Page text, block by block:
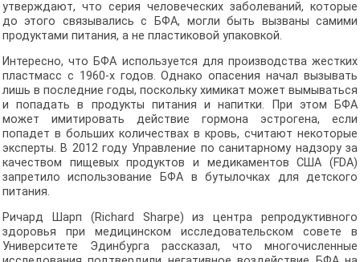
утверждают, что серия человеческих заболеваний, которые
до этого связывались с БФА, могли быть вызваны самими
продуктами питания, а не пластиковой упаковкой.
Интересно, что БФА используется для производства жестких
пластмасс с 1960-х годов. Однако опасения начал вызывать
лишь в последние годы, поскольку химикат может вымываться
и попадать в продукты питания и напитки. При этом БФА
может имитировать действие гормона эстрогена, если
попадет в больших количествах в кровь, считают некоторые
эксперты. В 2012 году Управление по санитарному надзору за
качеством пищевых продуктов и медикаментов США (FDA)
запретило использование БФА в бутылочках для детского
питания.
Ричард Шарп (Richard Sharpe) из центра репродуктивного
здоровья при медицинском исследовательском совете в
Университете Эдинбурга рассказал, что многочисленные